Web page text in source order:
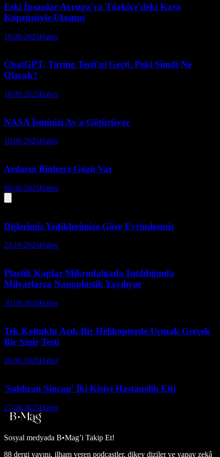
Eski İnsanlar Avrupa'ya Türkiye'deki Kara
Köprüsüyle Ulaşmış
19.09.2025Haber
ChatGPT, Turing Testi'ni Geçti. Peki Şimdi Ne
Olacak?
18.09.2025Haber
NASA İsminizi Ay'a Götürüyor
10.09.2025Haber
Arıların Binlerce Gözü Var
09.09.2025Haber
Dişlerimiz Yediklerimize Göre Evrimleşmiş
22.10.2025Haber
Plastik Kaplar Mikrodalgada Isıtıldığında
Milyarlarca Nanoplastik Yayılıyor
30.09.2025Haber
Tek Koltuklu Açık Bir Helikopterde Uçmak Gerçek
Bir Sinir Testi
29.09.2025Haber
'Saldıran Sincap' İki Kişiyi Hastanelik Etti
27.09.2025Haber
Sosyal medyada B•Mag’i Takip Et!
88 dergi yayını, ilham veren podcastler, dikey diziler ve yapay zekâ